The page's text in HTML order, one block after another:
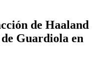
de Haaland
Guardiola en